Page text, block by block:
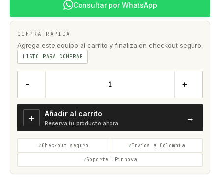
Consultar por WhatsApp
COMPRA RÁPIDA
Agrega este equipo al carrito y finaliza en checkout seguro.
LISTO PARA COMPRAR
− +
＋ Añadir al carrito
Reserva tu producto ahora
→
Checkout seguro Envíos a Colombia
Soporte LPinnova